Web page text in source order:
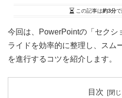
この記事は約3分で
今回は、PowerPointの「セクシ
ライドを効率的に整理し、スム
を進行するコツを紹介します。
目次